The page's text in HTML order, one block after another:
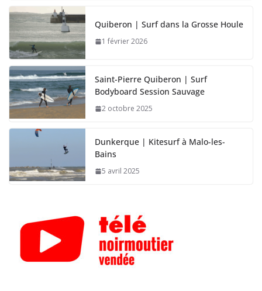
Quiberon | Surf dans la Grosse Houle
1 février 2026
Saint-Pierre Quiberon | Surf
Bodyboard Session Sauvage
2 octobre 2025
Dunkerque | Kitesurf à Malo-les-
Bains
5 avril 2025